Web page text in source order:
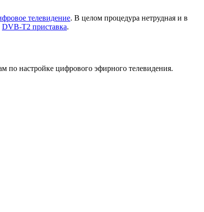
телевидение. В целом процедура нетрудная и в
DVB-T2 приставка.
настройке цифрового эфирного телевидения.